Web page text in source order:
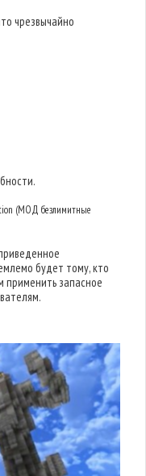
чрезвычайно
(МОД безлимитные
будет тому, кто
применить запасное